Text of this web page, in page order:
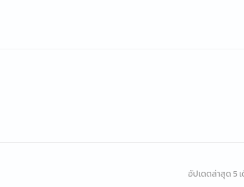
อัปเดตล่าสุด 5